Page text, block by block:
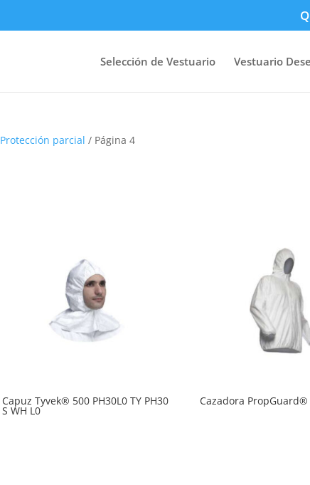
Selección de Vestuario Vestuario
Protección parcial / Página 4
Capuz Tyvek® 500 PH30L0 TY PH30
S WH L0
Cazadora PropGuard®